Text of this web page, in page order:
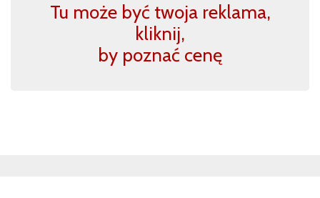
Tu może być twoja reklama,
kliknij,
by poznać cenę